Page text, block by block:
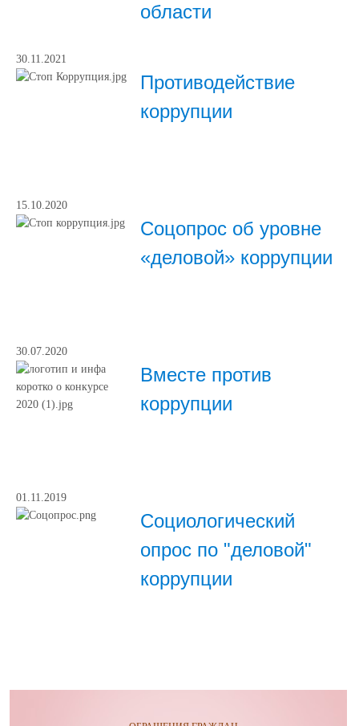
области
30.11.2021
Противодействие
коррупции
15.10.2020
Соцопрос об уровне
«деловой» коррупции
30.07.2020
Вместе против
коррупции
01.11.2019
Социологический
опрос по "деловой"
коррупции